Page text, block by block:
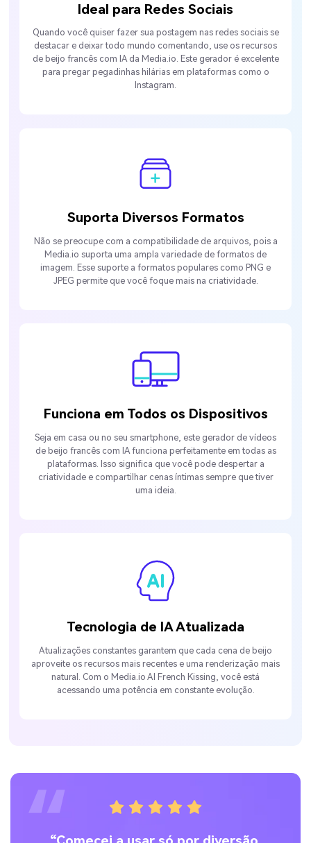
Ideal para Redes Sociais
Quando você quiser fazer sua postagem nas redes sociais se
destacar e deixar todo mundo comentando, use os recursos
de beijo francês com IA da Media.io. Este gerador é excelente
para pregar pegadinhas hilárias em plataformas como o
Instagram.
Suporta Diversos Formatos
Não se preocupe com a compatibilidade de arquivos, pois a
Media.io suporta uma ampla variedade de formatos de
imagem. Esse suporte a formatos populares como PNG e
JPEG permite que você foque mais na criatividade.
Funciona em Todos os Dispositivos
Seja em casa ou no seu smartphone, este gerador de vídeos
de beijo francês com IA funciona perfeitamente em todas as
plataformas. Isso significa que você pode despertar a
criatividade e compartilhar cenas íntimas sempre que tiver
uma ideia.
Tecnologia de IA Atualizada
Atualizações constantes garantem que cada cena de beijo
aproveite os recursos mais recentes e uma renderização mais
natural. Com o Media.io AI French Kissing, você está
acessando uma potência em constante evolução.